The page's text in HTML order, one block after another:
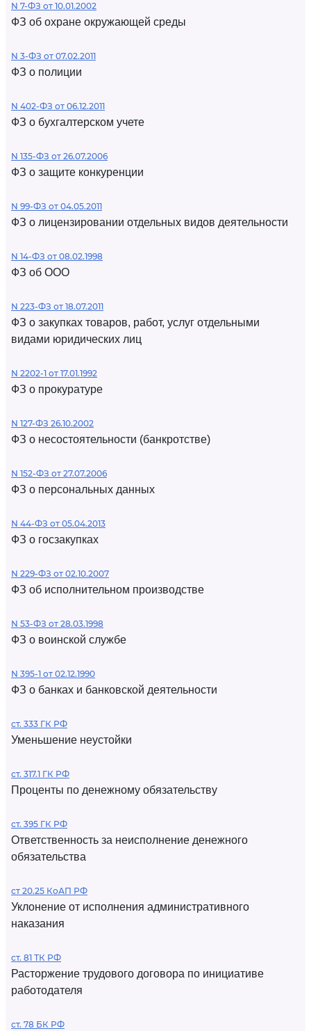
N 7-ФЗ от 10.01.2002
ФЗ об охране окружающей среды
N 3-ФЗ от 07.02.2011
ФЗ о полиции
N 402-ФЗ от 06.12.2011
ФЗ о бухгалтерском учете
N 135-ФЗ от 26.07.2006
ФЗ о защите конкуренции
N 99-ФЗ от 04.05.2011
ФЗ о лицензировании отдельных видов деятельности
N 14-ФЗ от 08.02.1998
ФЗ об ООО
N 223-ФЗ от 18.07.2011
ФЗ о закупках товаров, работ, услуг отдельными
видами юридических лиц
N 2202-1 от 17.01.1992
ФЗ о прокуратуре
N 127-ФЗ 26.10.2002
ФЗ о несостоятельности (банкротстве)
N 152-ФЗ от 27.07.2006
ФЗ о персональных данных
N 44-ФЗ от 05.04.2013
ФЗ о госзакупках
N 229-ФЗ от 02.10.2007
ФЗ об исполнительном производстве
N 53-ФЗ от 28.03.1998
ФЗ о воинской службе
N 395-1 от 02.12.1990
ФЗ о банках и банковской деятельности
ст. 333 ГК РФ
Уменьшение неустойки
ст. 317.1 ГК РФ
Проценты по денежному обязательству
ст. 395 ГК РФ
Ответственность за неисполнение денежного
обязательства
ст 20.25 КоАП РФ
Уклонение от исполнения административного
наказания
ст. 81 ТК РФ
Расторжение трудового договора по инициативе
работодателя
ст. 78 БК РФ